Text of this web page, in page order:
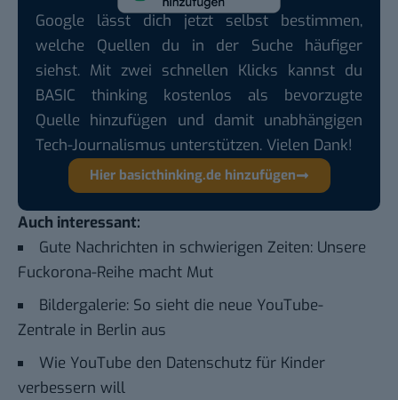
Google lässt dich jetzt selbst bestimmen,
welche Quellen du in der Suche häufiger
siehst. Mit zwei schnellen Klicks kannst du
BASIC thinking kostenlos als bevorzugte
Quelle hinzufügen und damit unabhängigen
Tech-Journalismus unterstützen. Vielen Dank!
Hier basicthinking.de hinzufügen
Auch interessant:
Gute Nachrichten in schwierigen Zeiten: Unsere
Fuckorona-Reihe macht Mut
Bildergalerie: So sieht die neue YouTube-
Zentrale in Berlin aus
Wie YouTube den Datenschutz für Kinder
verbessern will